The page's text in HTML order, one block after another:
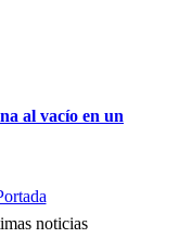
al vacío en un
noticias